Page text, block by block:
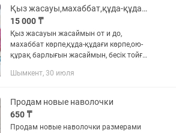
Қыз жасауы,махаббат,құда-құдағи көрпесі,ою-құрақ көрпеше!
15 000 ₸
Қыз жасауын жасаймын от и до,
махаббат көрпе,құда-құдағи көрпе,ою-
құрақ барлығын жасаймын, бесік тойға
тігеміз сапасына 100% гарантия
Шымкент, 30 июля
Продам новые наволочки
650 ₸
Продам новые наволочки размерами